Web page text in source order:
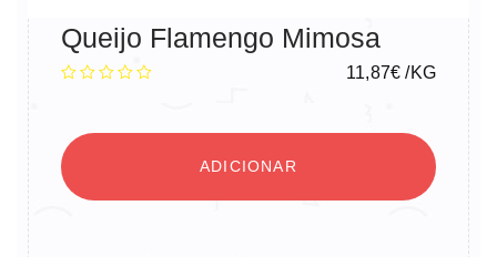
Queijo Flamengo Mimosa
11,87€ /KG
ADICIONAR